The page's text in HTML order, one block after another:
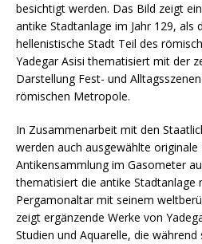
besichtigt werden. Das Bild zeigt
antike Stadtanlage im Jahr 129, als
hellenistische Stadt Teil des
Yadegar Asisi thematisiert mit der
Darstellung Fest- und
römischen Metropole.
In Zusammenarbeit mit den
werden auch ausgewählte originale
Antikensammlung im Gasometer
thematisiert die antike Stadtanlage
Pergamonaltar mit seinem
zeigt ergänzende Werke von
Studien und Aquarelle, die